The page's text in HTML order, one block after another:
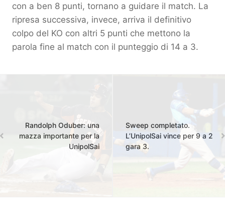
con a ben 8 punti, tornano a guidare il match. La
ripresa successiva, invece, arriva il definitivo
colpo del KO con altri 5 punti che mettono la
parola fine al match con il punteggio di 14 a 3.
Randolph Oduber: una
mazza importante per la
UnipolSai
Sweep completato.
L’UnipolSai vince per 9 a 2
gara 3.